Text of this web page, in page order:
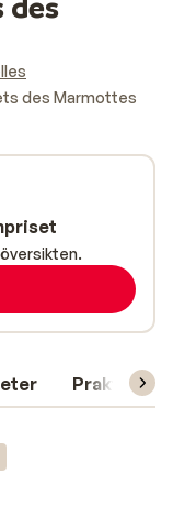
des Marmottes
Praktisk